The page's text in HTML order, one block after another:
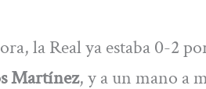
la Real ya estaba 0-2
Martínez, y a un mano a